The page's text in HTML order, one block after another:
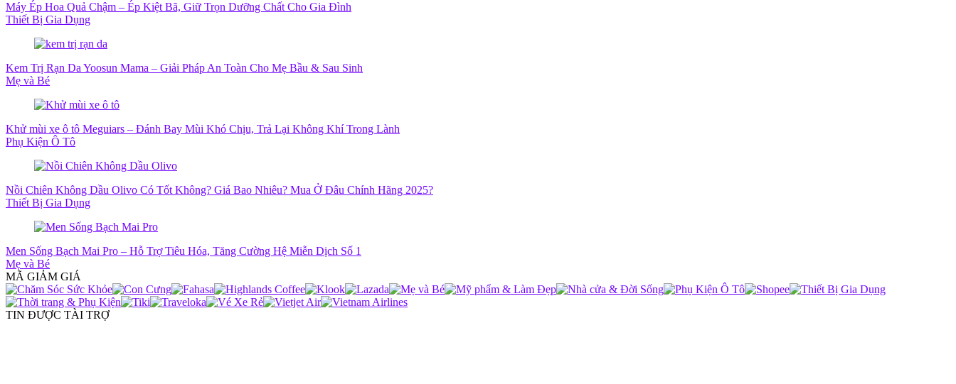
Máy Ép Hoa Quả Chậm – Ép Kiệt Bã, Giữ Trọn Dưỡng Chất Cho Gia Đình
Thiết Bị Gia Dụng
Kem Trị Rạn Da Yoosun Mama – Giải Pháp An Toàn Cho Mẹ Bầu & Sau Sinh
Mẹ và Bé
Khử mùi xe ô tô Meguiars – Đánh Bay Mùi Khó Chịu, Trả Lại Không Khí Trong Lành
Phụ Kiện Ô Tô
Nồi Chiên Không Dầu Olivo Có Tốt Không? Giá Bao Nhiêu? Mua Ở Đâu Chính Hãng 2025?
Thiết Bị Gia Dụng
Men Sống Bạch Mai Pro – Hỗ Trợ Tiêu Hóa, Tăng Cường Hệ Miễn Dịch Số 1
Mẹ và Bé
MÃ GIẢM GIÁ
TIN ĐƯỢC TÀI TRỢ